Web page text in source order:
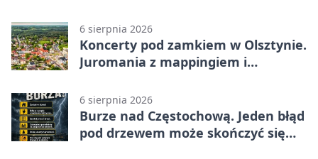
6 sierpnia 2026
Koncerty pod zamkiem w Olsztynie.
Juromania z mappingiem i
6 sierpnia 2026
Burze nad Częstochową. Jeden błąd
pod drzewem może skończyć się